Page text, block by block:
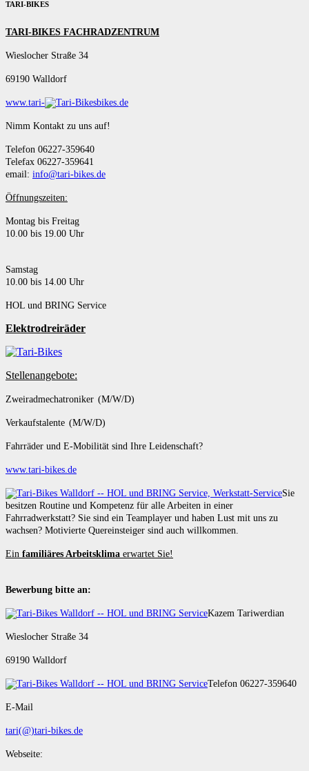
TARI-BIKES
TARI-BIKES FACHRADZENTRUM
Wieslocher Straße 34
69190 Walldorf
www.tari- bikes.de
Nimm Kontakt zu uns auf!
Telefon 06227-359640
Telefax 06227-359641
email: info@tari-bikes.de
Öffnungszeiten:
Montag bis Freitag
10.00 bis 19.00 Uhr
Samstag
10.00 bis 14.00 Uhr
HOL und BRING Service
Elektrodreiräder
Stellenangebote:
Zweiradmechatroniker (M/W/D)
Verkaufstalente (M/W/D)
Fahrräder und E-Mobilität sind Ihre Leidenschaft?
www.tari-bikes.de
Sie
besitzen Routine und Kompetenz für alle Arbeiten in einer
Fahrradwerkstatt? Sie sind ein Teamplayer und haben Lust mit uns zu
wachsen? Motivierte Quereinsteiger sind auch willkommen.
Ein familiäres Arbeitsklima erwartet Sie!
Bewerbung bitte an:
Kazem Tariwerdian
Wieslocher Straße 34
69190 Walldorf
Telefon 06227-359640
E-Mail
tari(@)tari-bikes.de
Webseite: